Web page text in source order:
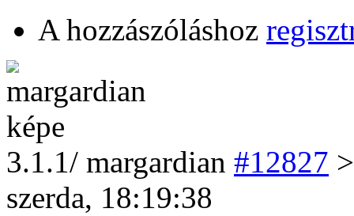
A hozzászóláshoz
3.1.1/ margardian #12827
szerda, 18:19:38